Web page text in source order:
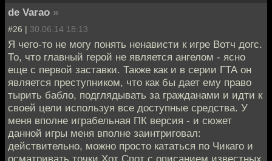
de Varao »
#26 | 30.06.14 18:13
Я чего-то не могу понять ненависти к игре Вотч догс.
То, что главный герой не является ангелом - ясно
еще с первой заставки. Также как и в серии ГТА он
является преступником, что как бы дает ему право
тырить бабло, подглядывать за гражданами и идти к
своей цели используя все доступные средства. У
меня вполне играбельная ПК версия - и сюжет
данной игры меня вполне заинтриговал:
действительно, можно просто кататься по Чикаго и
осматривать точки Хот Спот с описанием известных